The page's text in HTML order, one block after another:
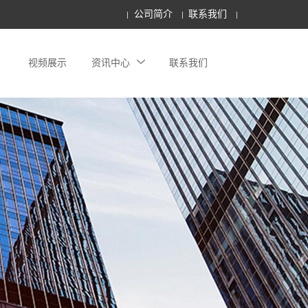
公司简介 联系我们
视频展示 资讯中心 联系我们